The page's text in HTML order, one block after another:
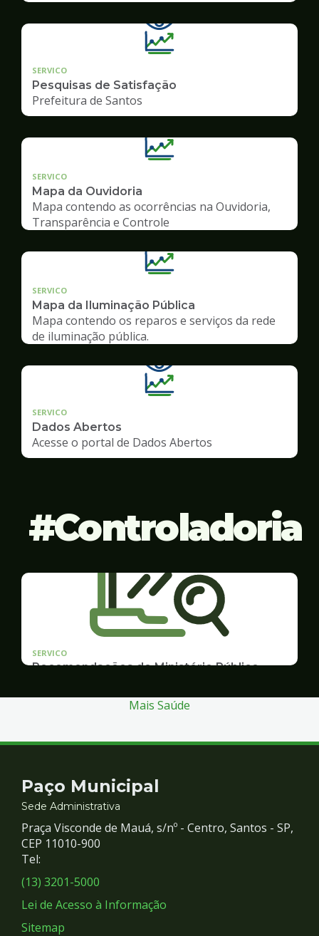
SERVICO
Pesquisas de Satisfação
Prefeitura de Santos
SERVICO
Mapa da Ouvidoria
Mapa contendo as ocorrências na Ouvidoria,
Transparência e Controle
SERVICO
Mapa da Iluminação Pública
Mapa contendo os reparos e serviços da rede
de iluminação pública.
SERVICO
Dados Abertos
Acesse o portal de Dados Abertos
Controladoria
SERVICO
Recomendações do Ministério Público
Mais Saúde
Contato
e
Redes
Sociais
Paço Municipal
Sede Administrativa
Praça Visconde de Mauá, s/nº - Centro, Santos - SP,
CEP 11010-900
Tel:
(13) 3201-5000
Lei de Acesso à Informação
Sitemap